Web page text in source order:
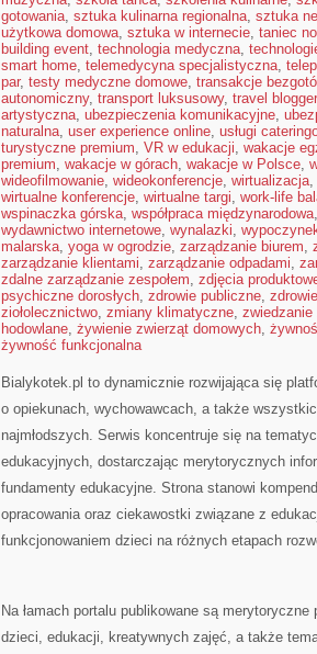
gotowania, sztuka kulinarna regionalna, sztuka
użytkowa domowa, sztuka w internecie, taniec
building event, technologia medyczna,
smart home, telemedycyna specjalistyczna,
par, testy medyczne domowe, transakcje
autonomiczny, transport luksusowy, travel blogger
artystyczna, ubezpieczenia komunikacyjne,
naturalna, user experience online, usługi
turystyczne premium, VR w edukacji, wakacje
premium, wakacje w górach, wakacje w Polsce,
wideofilmowanie, wideokonferencje, wirtualizacja,
wirtualne konferencje, wirtualne targi, work-life
wspinaczka górska, współpraca międzynarodowa,
wydawnictwo internetowe, wynalazki,
malarska, yoga w ogrodzie, zarządzanie biurem,
zarządzanie klientami, zarządzanie odpadami,
zdalne zarządzanie zespołem, zdjęcia
psychiczne dorosłych, zdrowie publiczne,
ziołolecznictwo, zmiany klimatyczne,
hodowlane, żywienie zwierząt domowych,
żywność funkcjonalna
Bialykotek.pl to dynamicznie rozwijająca się
o opiekunach, wychowawcach, a także
najmłodszych. Serwis koncentruje się na
edukacyjnych, dostarczając merytorycznych
fundamenty edukacyjne. Strona stanowi
opracowania oraz ciekawostki związane z
funkcjonowaniem dzieci na różnych etapach
Na łamach portalu publikowane są
dzieci, edukacji, kreatywnych zajęć, a także